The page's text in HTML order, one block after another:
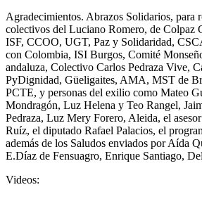
Agradecimientos. Abrazos Solidarios, para
colectivos del Luciano Romero, de Colpaz
ISF, CCOO, UGT, Paz y Solidaridad,
con Colombia, ISI Burgos, Comité
andaluza, Colectivo Carlos Pedraza Vive,
PyDignidad, Güeligaites, AMA, MST de
PCTE, y personas del exilio como Mateo
Mondragón, Luz Helena y Teo Rangel,
Pedraza, Luz Mery Forero, Aleida, el
Ruíz, el diputado Rafael Palacios, el
además de los Saludos enviados por Aída
E.Díaz de Fensuagro, Enrique Santiago,
Videos: